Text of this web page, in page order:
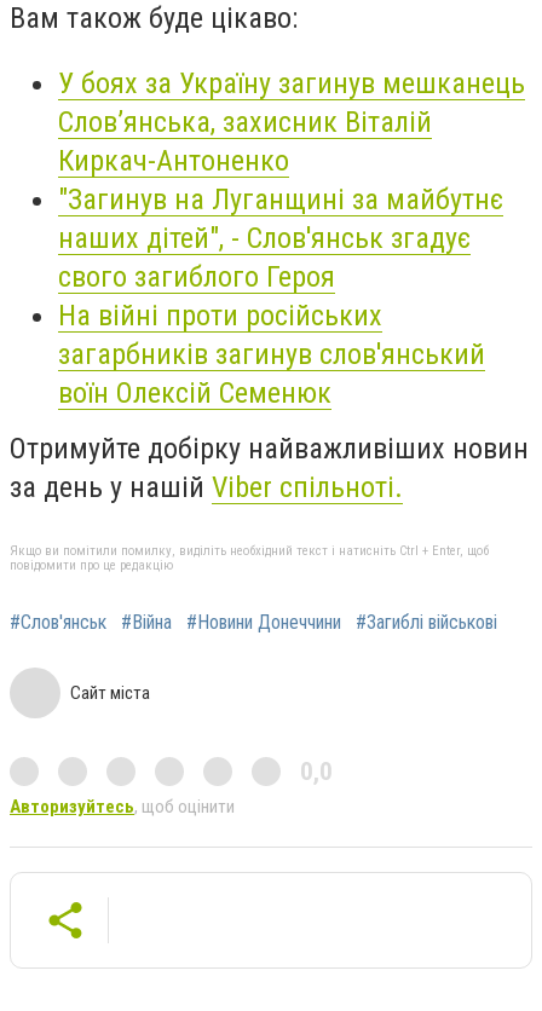
Вам також буде цікаво:
У боях за Україну загинув мешканець
Слов’янська, захисник Віталій
Киркач-Антоненко
"Загинув на Луганщині за майбутнє
наших дітей", - Слов'янськ згадує
свого загиблого Героя
На війні проти російських
загарбників загинув слов'янський
воїн Олексій Семенюк
Отримуйте добірку найважливіших новин
за день у нашій Viber спільноті.
Якщо ви помітили помилку, виділіть необхідний текст і натисніть Ctrl + Enter, щоб
повідомити про це редакцію
#Слов'янськ #Війна #Новини Донеччини #Загиблі військові
Сайт міста
0,0
Авторизуйтесь, щоб оцінити